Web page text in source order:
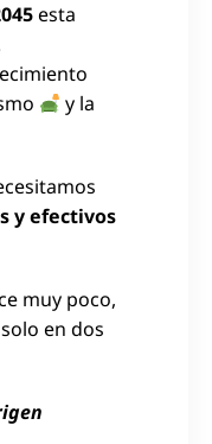
esta
y la
y efectivos
muy poco,
en dos